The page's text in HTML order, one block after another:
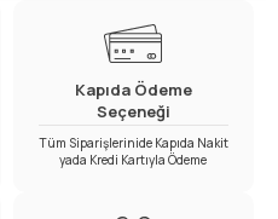
Kapıda Ödeme
Seçeneği
Tüm Siparişlerinide Kapıda Nakit
yada Kredi Kartıyla Ödeme